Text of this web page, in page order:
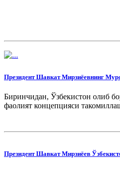
Президент Шавкат Мирзиёевнинг
Биринчидан, Ўзбекистон олиб
фаолият концепцияси
Президент Шавкат Мирзиёев